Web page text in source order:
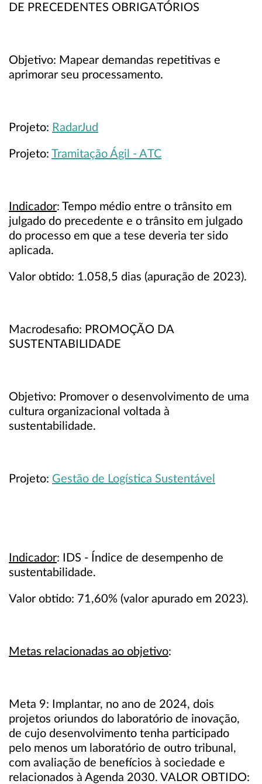
DE PRECEDENTES OBRIGATÓRIOS
Objetivo: Mapear demandas repetitivas e
aprimorar seu processamento.
Projeto: RadarJud
Projeto: Tramitação Ágil - ATC
Indicador: Tempo médio entre o trânsito em
julgado do precedente e o trânsito em julgado
do processo em que a tese deveria ter sido
aplicada.
Valor obtido: 1.058,5 dias (apuração de 2023).
Macrodesafio: PROMOÇÃO DA
SUSTENTABILIDADE
Objetivo: Promover o desenvolvimento de uma
cultura organizacional voltada à
sustentabilidade.
Projeto: Gestão de Logística Sustentável
Indicador: IDS - Índice de desempenho de
sustentabilidade.
Valor obtido: 71,60% (valor apurado em 2023).
Metas relacionadas ao objetivo:
Meta 9: Implantar, no ano de 2024, dois
projetos oriundos do laboratório de inovação,
de cujo desenvolvimento tenha participado
pelo menos um laboratório de outro tribunal,
com avaliação de benefícios à sociedade e
relacionados à Agenda 2030. VALOR OBTIDO: